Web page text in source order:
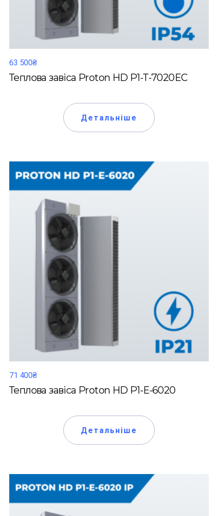
63 500₴
Теплова завіса Proton HD P1-T-7020EC
Детальніше
71 400₴
Теплова завіса Proton HD P1-Е-6020
Детальніше